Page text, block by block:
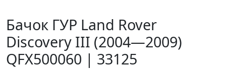
Бачок ГУР Land Rover
Discovery III (2004—2009)
QFX500060 | 33125